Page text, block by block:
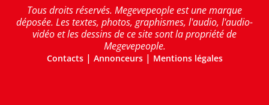
Tous droits réservés. Megevepeople est une marque
déposée. Les textes, photos, graphismes, l'audio, l'audio-
vidéo et les dessins de ce site sont la propriété de
Megevepeople.
Contacts| Annonceurs| Mentions légales